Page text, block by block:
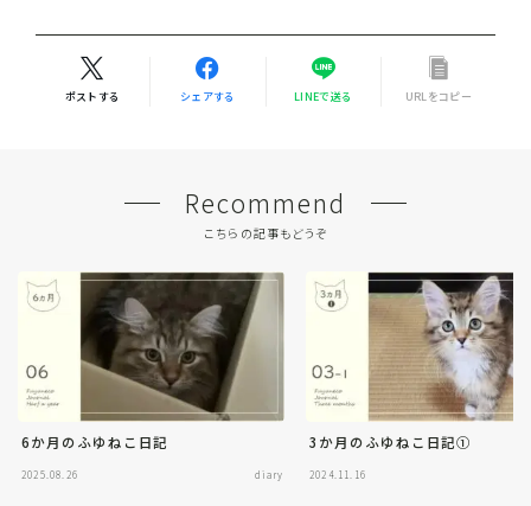
ポストする シェアする LINEで送る URLをコピー
Recommend
こちらの記事もどうぞ
6か月のふゆねこ日記
2025.08.26 diary
3か月のふゆねこ日記①
2024.11.16